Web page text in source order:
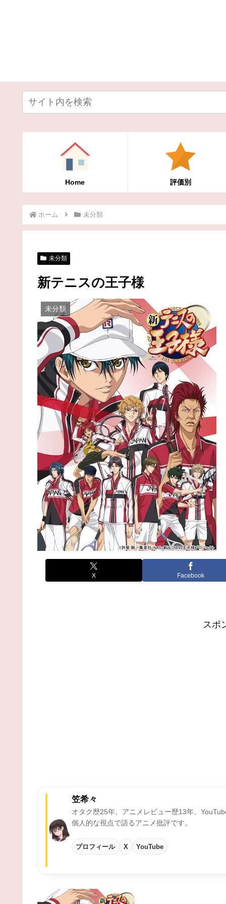
Home 評価別
ホーム 未分類
未分類
新テニスの王子様
未分類
X Facebook
スポ
笠希々
オタク歴25年、アニメレビュー歴13年、
個人的な視点で語るアニメ批評です。
プロフィール X YouTube